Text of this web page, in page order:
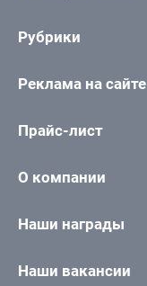
Рубрики
Реклама на сайте
Прайс-лист
О компании
Наши награды
Наши вакансии